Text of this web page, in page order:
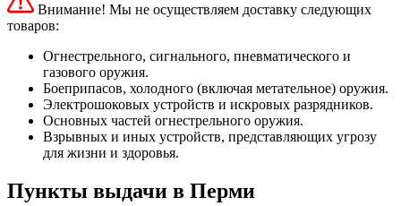
Внимание! Мы не осуществляем доставку следующих
товаров:
Огнестрельного, сигнального, пневматического и
газового оружия.
Боеприпасов, холодного (включая метательное) оружия.
Электрошоковых устройств и искровых разрядников.
Основных частей огнестрельного оружия.
Взрывных и иных устройств, представляющих угрозу
для жизни и здоровья.
Пункты выдачи в Перми